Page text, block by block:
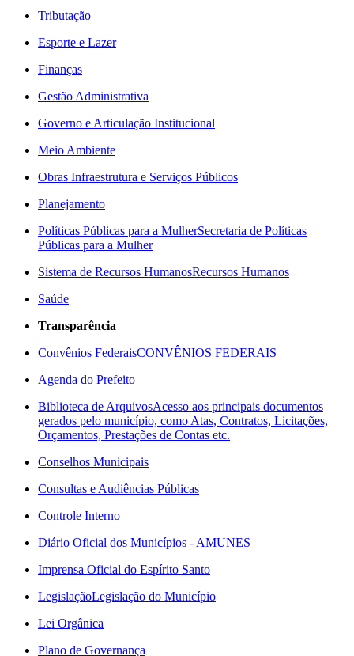
Tributação
Esporte e Lazer
Finanças
Gestão Administrativa
Governo e Articulação Institucional
Meio Ambiente
Obras Infraestrutura e Serviços Públicos
Planejamento
Políticas Públicas para a MulherSecretaria de Políticas
Públicas para a Mulher
Sistema de Recursos HumanosRecursos Humanos
Saúde
Transparência
Convênios FederaisCONVÊNIOS FEDERAIS
Agenda do Prefeito
Biblioteca de ArquivosAcesso aos principais documentos
gerados pelo município, como Atas, Contratos, Licitações,
Orçamentos, Prestações de Contas etc.
Conselhos Municipais
Consultas e Audiências Públicas
Controle Interno
Diário Oficial dos Municípios - AMUNES
Imprensa Oficial do Espírito Santo
LegislaçãoLegislação do Município
Lei Orgânica
Plano de Governança